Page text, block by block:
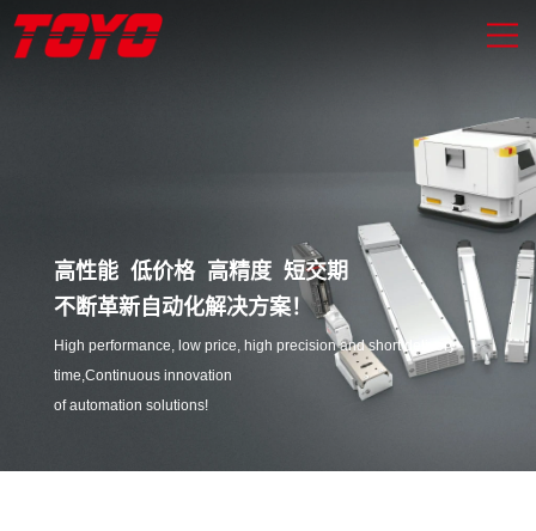
高性能 低价格 高精度 短交期
不断革新自动化解决方案！
High performance, low price, high precision and short delivery
time,Continuous innovation
of automation solutions!